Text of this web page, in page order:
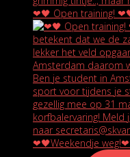
❤🖤 Open training!
❤🖤Weekendje